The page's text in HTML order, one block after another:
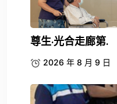
尊生·光合走廊第.
2026 年 8 月 9 日